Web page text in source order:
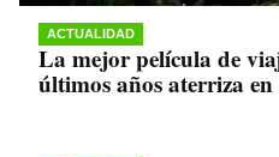
ACTUALIDAD
La mejor película de
últimos años aterriza